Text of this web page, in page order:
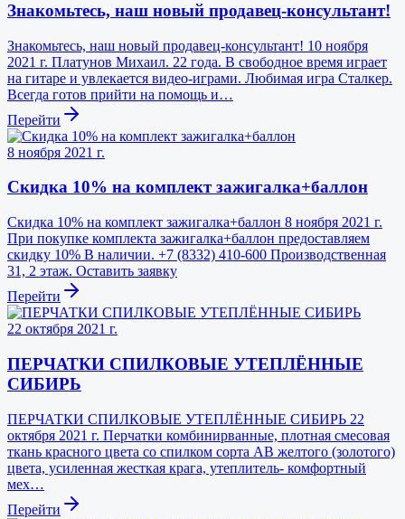
Знакомьтесь, наш новый продавец-консультант!
Знакомьтесь, наш новый продавец-консультант! 10 ноября
2021 г. Платунов Михаил. 22 года. В свободное время играет
на гитаре и увлекается видео-играми. Любимая игра Сталкер.
Всегда готов прийти на помощь и…
Перейти
8 ноября 2021 г.
Скидка 10% на комплект зажигалка+баллон
Скидка 10% на комплект зажигалка+баллон 8 ноября 2021 г.
При покупке комплекта зажигалка+баллон предоставляем
скидку 10% В наличии. +7 (8332) 410-600 Производственная
31, 2 этаж. Оставить заявку
Перейти
22 октября 2021 г.
ПЕРЧАТКИ СПИЛКОВЫЕ УТЕПЛЁННЫЕ
СИБИРЬ
ПЕРЧАТКИ СПИЛКОВЫЕ УТЕПЛЁННЫЕ СИБИРЬ 22
октября 2021 г. Перчатки комбинирванные, плотная смесовая
ткань красного цвета со спилком сорта АB желтого (золотого)
цвета, усиленная жесткая крага, утеплитель- комфортный
мех…
Перейти